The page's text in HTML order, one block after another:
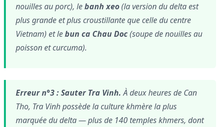
nouilles au porc), lebanh xeo(la version du delta est
plus grande et plus croustillante que celle du centre
Vietnam) et lebun ca Chau Doc(soupe de nouilles au
poisson et curcuma).
Erreur n°3 : Sauter Tra Vinh. À deux heures de Can
Tho, Tra Vinh possède la culture khmère la plus
marquée du delta — plus de 140 temples khmers, dont